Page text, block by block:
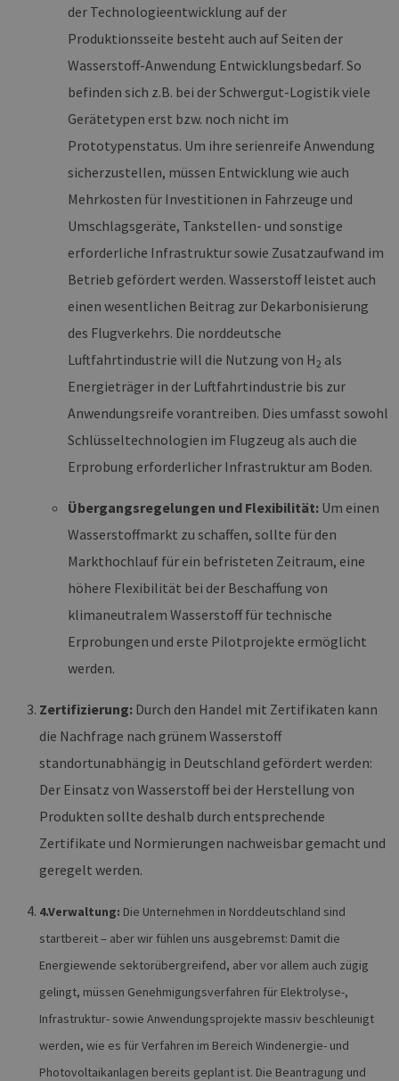
der Technologieentwicklung auf der
Produktionsseite besteht auch auf Seiten der
Wasserstoff-Anwendung Entwicklungsbedarf. So
befinden sich z.B. bei der Schwergut-Logistik viele
Gerätetypen erst bzw. noch nicht im
Prototypenstatus. Um ihre serienreife Anwendung
sicherzustellen, müssen Entwicklung wie auch
Mehrkosten für Investitionen in Fahrzeuge und
Umschlagsgeräte, Tankstellen- und sonstige
erforderliche Infrastruktur sowie Zusatzaufwand im
Betrieb gefördert werden. Wasserstoff leistet auch
einen wesentlichen Beitrag zur Dekarbonisierung
des Flugverkehrs. Die norddeutsche
Luftfahrtindustrie will die Nutzung von H2 als
Energieträger in der Luftfahrtindustrie bis zur
Anwendungsreife vorantreiben. Dies umfasst sowohl
Schlüsseltechnologien im Flugzeug als auch die
Erprobung erforderlicher Infrastruktur am Boden.
Übergangsregelungen und Flexibilität: Um einen
Wasserstoffmarkt zu schaffen, sollte für den
Markthochlauf für ein befristeten Zeitraum, eine
höhere Flexibilität bei der Beschaffung von
klimaneutralem Wasserstoff für technische
Erprobungen und erste Pilotprojekte ermöglicht
werden.
Zertifizierung: Durch den Handel mit Zertifikaten kann
die Nachfrage nach grünem Wasserstoff
standortunabhängig in Deutschland gefördert werden:
Der Einsatz von Wasserstoff bei der Herstellung von
Produkten sollte deshalb durch entsprechende
Zertifikate und Normierungen nachweisbar gemacht und
geregelt werden.
4.Verwaltung: Die Unternehmen in Norddeutschland sind
startbereit – aber wir fühlen uns ausgebremst: Damit die
Energiewende sektorübergreifend, aber vor allem auch zügig
gelingt, müssen Genehmigungsverfahren für Elektrolyse-,
Infrastruktur- sowie Anwendungsprojekte massiv beschleunigt
werden, wie es für Verfahren im Bereich Windenergie- und
Photovoltaikanlagen bereits geplant ist. Die Beantragung und
kann
_ga
Google LLC
energien-
1 Jahr 1
Dieser
Dieses
um
Es ist in
energien-
hamburg.de
Monat